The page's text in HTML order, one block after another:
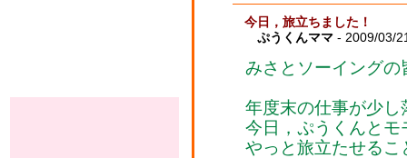
今日，旅立ちました！
ぷうくんママ - 2009/03/
みさとソーイング
年度末の仕事が少
今日，ぷうくんと
やっと旅立たせるこ